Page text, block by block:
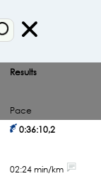
Results
Pace
0:36:10,2
02:24 min/km